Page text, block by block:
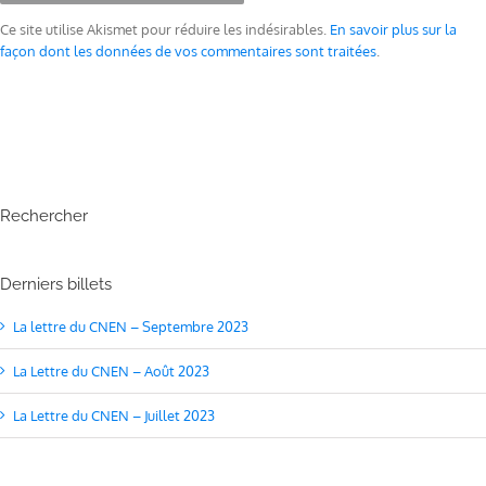
Ce site utilise Akismet pour réduire les indésirables. En savoir plus sur la
façon dont les données de vos commentaires sont traitées
Rechercher
Derniers billets
La lettre du CNEN – Septembre 2023
La Lettre du CNEN – Août 2023
La Lettre du CNEN – Juillet 2023